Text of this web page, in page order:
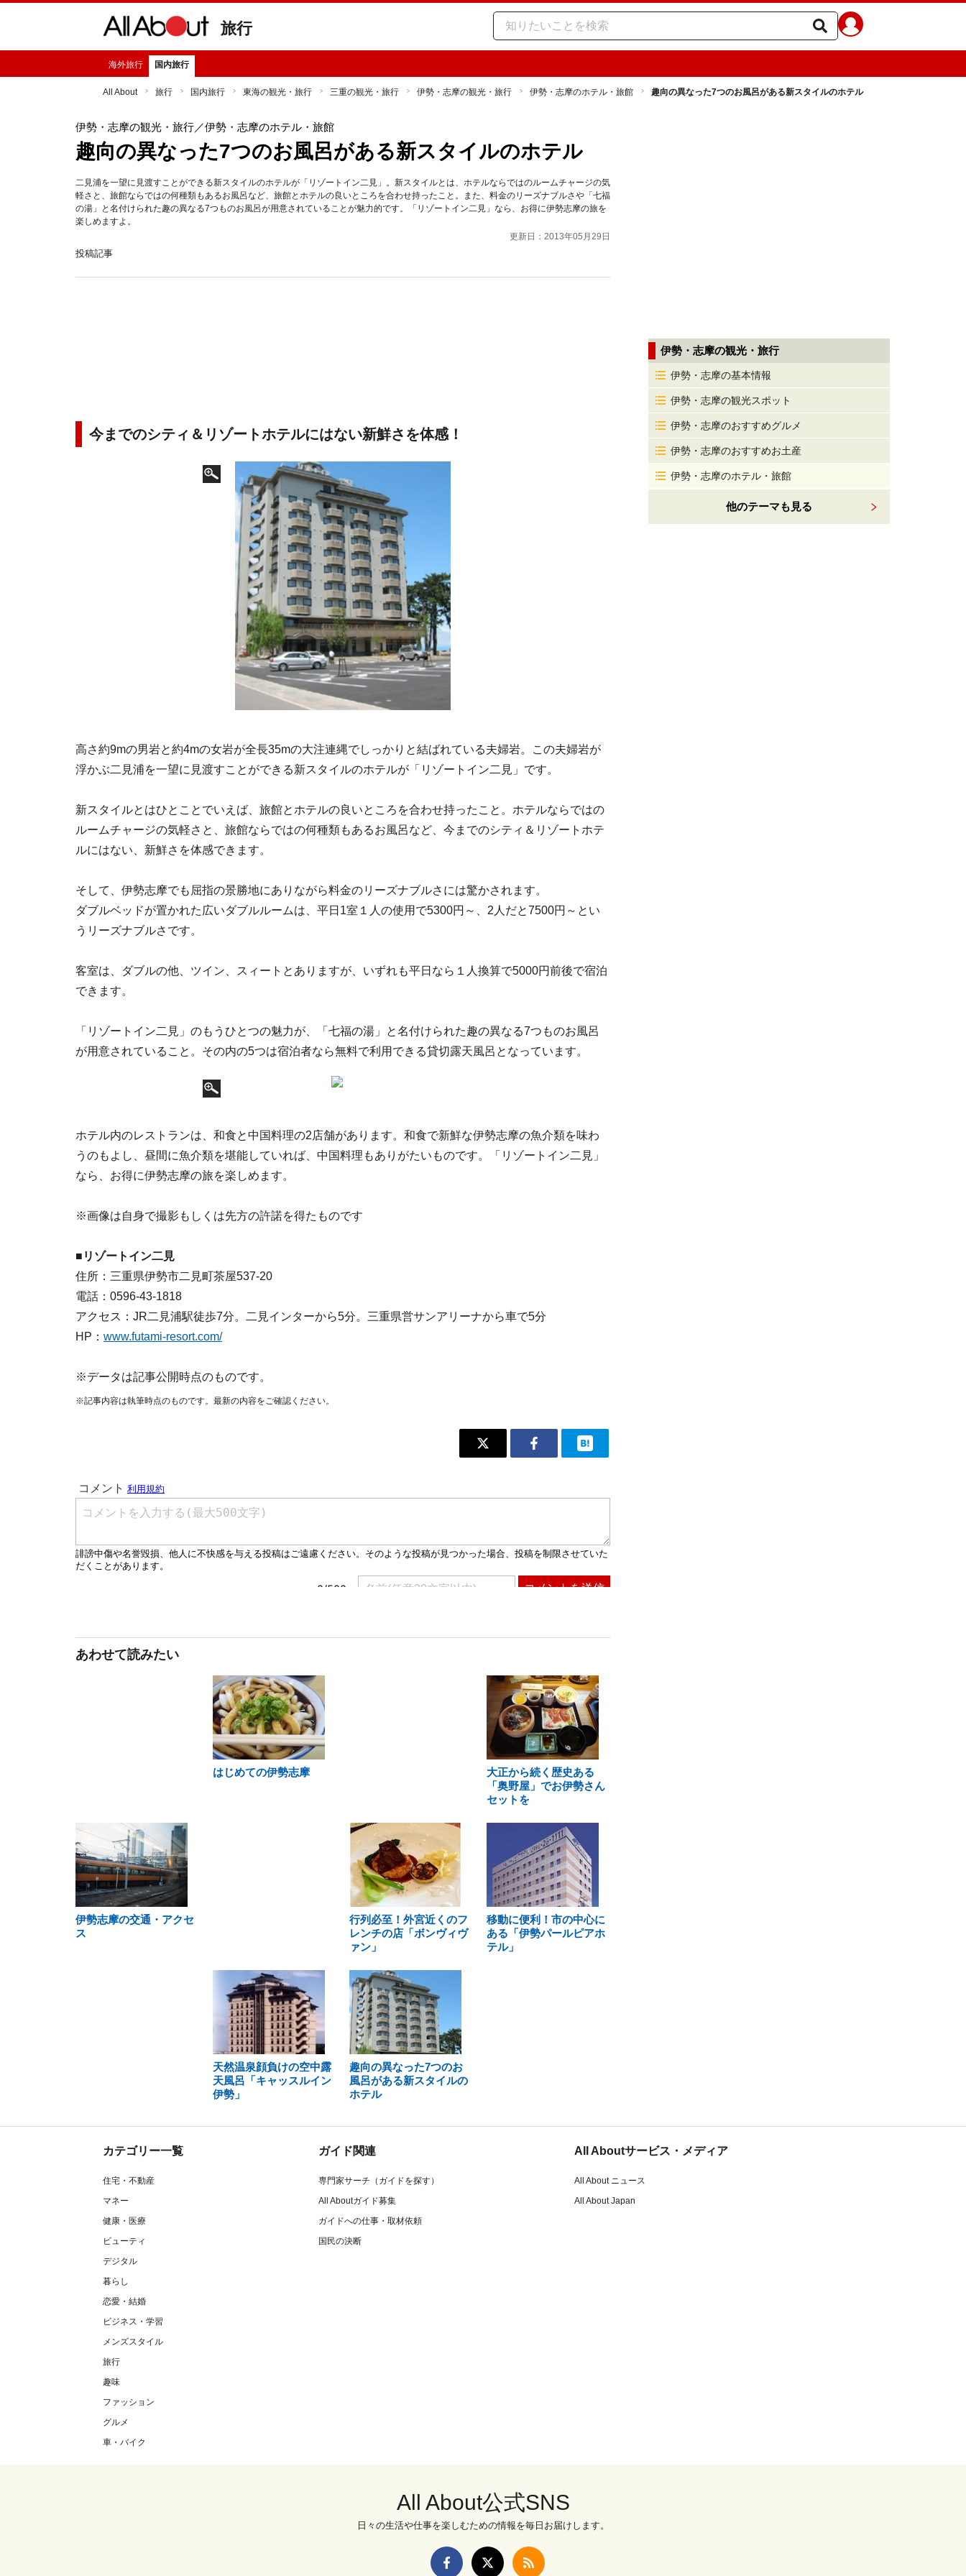
旅行
海外旅行 国内旅行
All About 旅行 国内旅行 東海の観光・旅行 三重の観光・旅行 伊勢・志摩の観光・旅行 伊勢・志摩のホテル・旅館 趣向の異なった7つのお風呂がある新スタイルのホテル
伊勢・志摩の観光・旅行／伊勢・志摩のホテル・旅館
趣向の異なった7つのお風呂がある新スタイルのホテル
二見浦を一望に見渡すことができる新スタイルのホテルが「リゾートイン二見」。新スタイルとは、ホテルならではのルームチャージの気
軽さと、旅館ならではの何種類もあるお風呂など、旅館とホテルの良いところを合わせ持ったこと。また、料金のリーズナブルさや「七福
の湯」と名付けられた趣の異なる7つものお風呂が用意されていることが魅力的です。「リゾートイン二見」なら、お得に伊勢志摩の旅を
楽しめますよ。
更新日：2013年05月29日
投稿記事
今までのシティ＆リゾートホテルにはない新鮮さを体感！
高さ約9mの男岩と約4mの女岩が全長35mの大注連縄でしっかりと結ばれている夫婦岩。この夫婦岩が
浮かぶ二見浦を一望に見渡すことができる新スタイルのホテルが「リゾートイン二見」です。
新スタイルとはひとことでいえば、旅館とホテルの良いところを合わせ持ったこと。ホテルならではの
ルームチャージの気軽さと、旅館ならではの何種類もあるお風呂など、今までのシティ＆リゾートホテ
ルにはない、新鮮さを体感できます。
そして、伊勢志摩でも屈指の景勝地にありながら料金のリーズナブルさには驚かされます。
ダブルベッドが置かれた広いダブルルームは、平日1室１人の使用で5300円～、2人だと7500円～とい
うリーズナブルさです。
客室は、ダブルの他、ツイン、スィートとありますが、いずれも平日なら１人換算で5000円前後で宿泊
できます。
「リゾートイン二見」のもうひとつの魅力が、「七福の湯」と名付けられた趣の異なる7つものお風呂
が用意されていること。その内の5つは宿泊者なら無料で利用できる貸切露天風呂となっています。
ホテル内のレストランは、和食と中国料理の2店舗があります。和食で新鮮な伊勢志摩の魚介類を味わ
うのもよし、昼間に魚介類を堪能していれば、中国料理もありがたいものです。「リゾートイン二見」
なら、お得に伊勢志摩の旅を楽しめます。
※画像は自身で撮影もしくは先方の許諾を得たものです
■リゾートイン二見
住所：三重県伊勢市二見町茶屋537-20
電話：0596-43-1818
アクセス：JR二見浦駅徒歩7分。二見インターから5分。三重県営サンアリーナから車で5分
HP： www.futami-resort.com/
※データは記事公開時点のものです。
※記事内容は執筆時点のものです。最新の内容をご確認ください。
あわせて読みたい
はじめての伊勢志摩
大正から続く歴史ある
「奥野屋」でお伊勢さん
セットを
伊勢志摩の交通・アクセ
ス
行列必至！外宮近くのフ
レンチの店「ボンヴィヴ
ァン」
移動に便利！市の中心に
ある「伊勢パールピアホ
テル」
天然温泉顔負けの空中露
天風呂「キャッスルイン
伊勢」
趣向の異なった7つのお
風呂がある新スタイルの
ホテル
伊勢・志摩の観光・旅行
伊勢・志摩の基本情報
伊勢・志摩の観光スポット
伊勢・志摩のおすすめグルメ
伊勢・志摩のおすすめお土産
伊勢・志摩のホテル・旅館
他のテーマも見る
カテゴリー一覧
住宅・不動産
マネー
健康・医療
ビューティ
デジタル
暮らし
恋愛・結婚
ビジネス・学習
メンズスタイル
旅行
趣味
ファッション
グルメ
車・バイク
ガイド関連
専門家サーチ（ガイドを探す）
All Aboutガイド募集
ガイドへの仕事・取材依頼
国民の決断
All Aboutサービス・メディア
All About ニュース
All About Japan
All About公式SNS
日々の生活や仕事を楽しむための情報を毎日お届けします。